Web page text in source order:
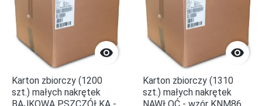

Karton zbiorczy (1200
szt.) małych nakrętek
BAJKOWA PSZCZÓŁKA -

Karton zbiorczy (1310
szt.) małych nakrętek
NAWŁOĆ - wzór KNM86